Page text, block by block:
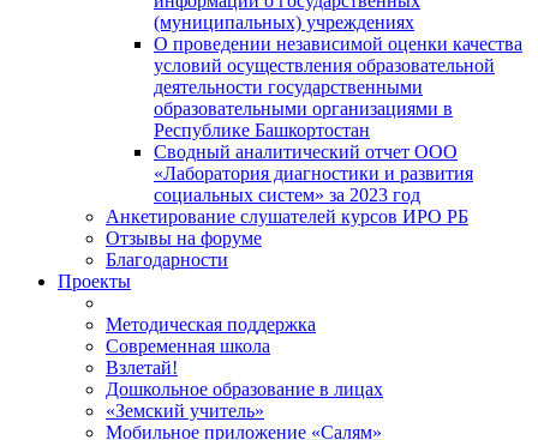
(муниципальных) учреждениях
О проведении независимой оценки качества
условий осуществления образовательной
деятельности государственными
образовательными организациями в
Республике Башкортостан
Сводный аналитический отчет ООО
«Лаборатория диагностики и развития
социальных систем» за 2023 год
Анкетирование слушателей курсов ИРО РБ
Отзывы на форуме
Благодарности
Проекты
Методическая поддержка
Современная школа
Взлетай!
Дошкольное образование в лицах
«Земский учитель»
Мобильное приложение «Салям»